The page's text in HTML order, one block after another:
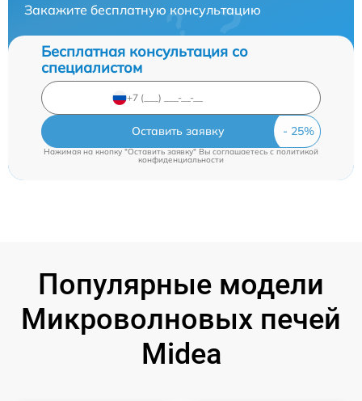
Закажите бесплатную консультацию
Бесплатная консультация со
специалистом
Оставить заявку
Нажимая на кнопку "Оставить заявку" Вы соглашаетесь cполитикой
конфиденциальности
Популярные модели
Микроволновых печей
Midea